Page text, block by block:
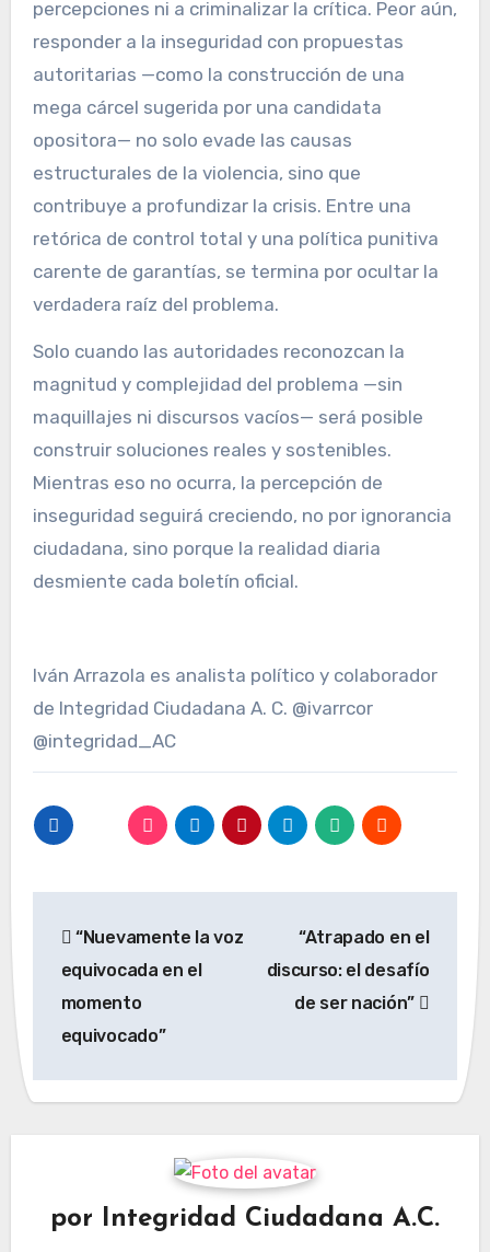
percepciones ni a criminalizar la crítica. Peor aún,
responder a la inseguridad con propuestas
autoritarias —como la construcción de una
mega cárcel sugerida por una candidata
opositora— no solo evade las causas
estructurales de la violencia, sino que
contribuye a profundizar la crisis. Entre una
retórica de control total y una política punitiva
carente de garantías, se termina por ocultar la
verdadera raíz del problema.
Solo cuando las autoridades reconozcan la
magnitud y complejidad del problema —sin
maquillajes ni discursos vacíos— será posible
construir soluciones reales y sostenibles.
Mientras eso no ocurra, la percepción de
inseguridad seguirá creciendo, no por ignorancia
ciudadana, sino porque la realidad diaria
desmiente cada boletín oficial.
Iván Arrazola es analista político y colaborador
de Integridad Ciudadana A. C. @ivarrcor
@integridad_AC
de
entradas
“Nuevamente la voz
equivocada en el
momento
equivocado”
“Atrapado en el
discurso: el desafío
de ser nación”
por Integridad Ciudadana A.C.